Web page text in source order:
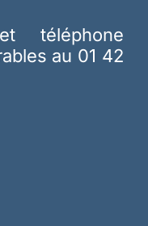
et téléphone
au 01 42